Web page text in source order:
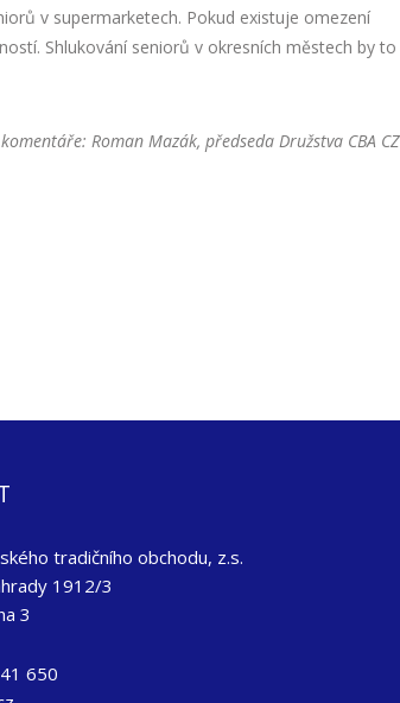
v supermarketech. Pokud existuje omezení
Shlukování seniorů v okresních městech by to
Roman Mazák, předseda Družstva CBA CZ
tradičního obchodu, z.s.
1912/3
3
650